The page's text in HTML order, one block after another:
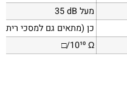
מעל ‎35 dB
כן (מתאים גם למסכי
‎10¹⁰ Ω/□